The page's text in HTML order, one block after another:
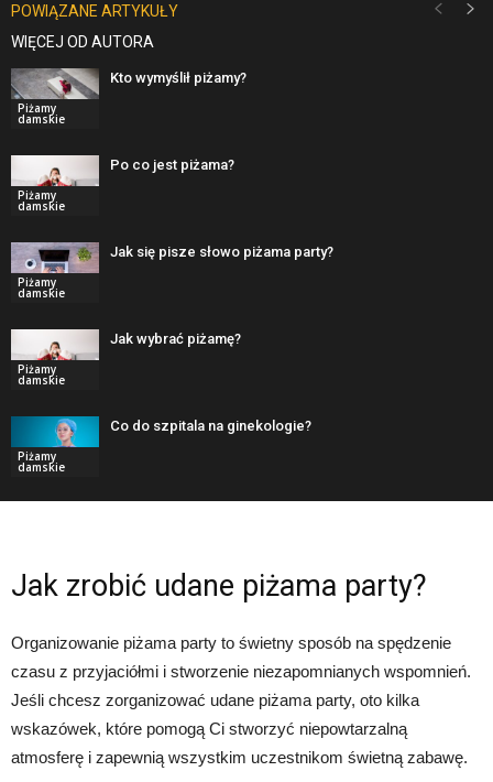
POWIĄZANE ARTYKUŁY
WIĘCEJ OD AUTORA
Piżamy
damskie
Kto wymyślił piżamy?
Piżamy
damskie
Po co jest piżama?
Piżamy
damskie
Jak się pisze słowo piżama party?
Piżamy
damskie
Jak wybrać piżamę?
Piżamy
damskie
Co do szpitala na ginekologie?
Jak zrobić udane piżama party?
Organizowanie piżama party to świetny sposób na spędzenie
czasu z przyjaciółmi i stworzenie niezapomnianych wspomnień.
Jeśli chcesz zorganizować udane piżama party, oto kilka
wskazówek, które pomogą Ci stworzyć niepowtarzalną
atmosferę i zapewnią wszystkim uczestnikom świetną zabawę.